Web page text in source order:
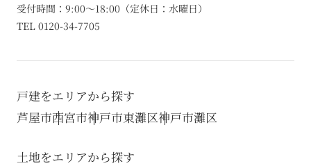
受付時間：9:00～18:00（定休日：水曜日）
TEL 0120-34-7705
戸建をエリアから探す
芦屋市西宮市神戸市東灘区神戸市灘区
土地をエリアから探す